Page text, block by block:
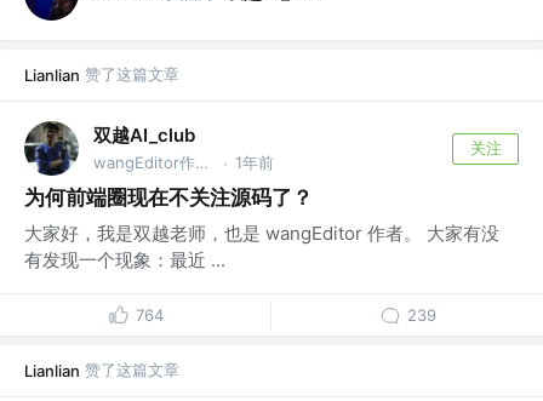
Lianlian 赞了这篇文章
双越AI_club
wangEditor作者，慕课网讲师 · 1年前
关注
为何前端圈现在不关注源码了？
大家好，我是双越老师，也是 wangEditor 作者。 大家有没
有发现一个现象：最近 ...
764 239
Lianlian 赞了这篇文章